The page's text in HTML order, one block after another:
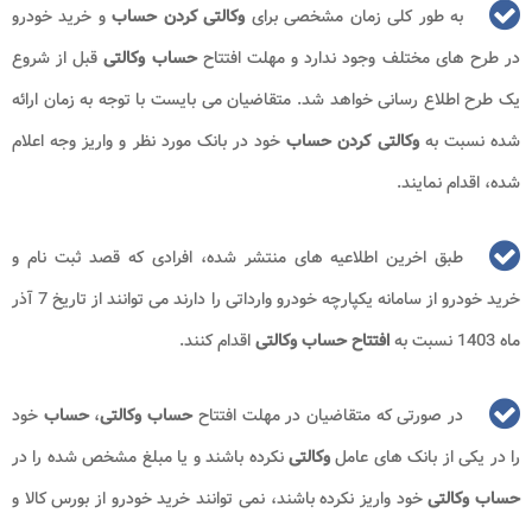
به طور کلی زمان مشخصی برای وکالتی کردن حسابو خرید خودرو
در طرح های مختلف وجود ندارد و مهلت افتتاححساب وکالتیقبل از شروع
یک طرح اطلاع رسانی خواهد شد. متقاضیان می بایست با توجه به زمان ارائه
شده نسبت بهوکالتی کردن حساب خود در بانک مورد نظر و واریز وجه اعلام
شده، اقدام نمایند.
طبق اخرین اطلاعیه های منتشر شده، افرادی که قصد ثبت نام و
خرید خودرو از سامانه یکپارچه خودرو وارداتی را دارند می توانند از تاریخ 7 آذر
ماه 1403 نسبت به
افتتاح حساب وکالتیاقدام کنند.
در صورتی که متقاضیان در مهلت افتتاححساب وکالتی،حساب خود
را در یکی از بانک های عاملوکالتینکرده باشند و یا مبلغ مشخص شده را در
حساب وکالتیخود واریز نکرده باشند، نمی توانند خرید خودرو از بورس کالا و